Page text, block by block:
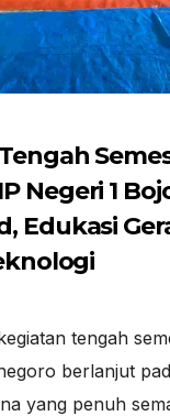
Negeri 1
Edukasi
tengah
berlanjut
yang penuh